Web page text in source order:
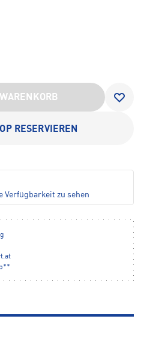
RESERVIEREN
Verfügbarkeit zu sehen